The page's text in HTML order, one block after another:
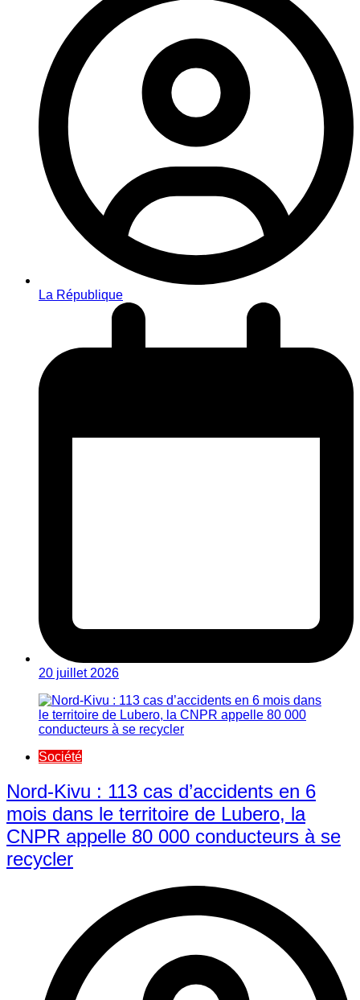
La République
20 juillet 2026
Société
Nord-Kivu : 113 cas d’accidents en 6
mois dans le territoire de Lubero, la
CNPR appelle 80 000 conducteurs à se
recycler